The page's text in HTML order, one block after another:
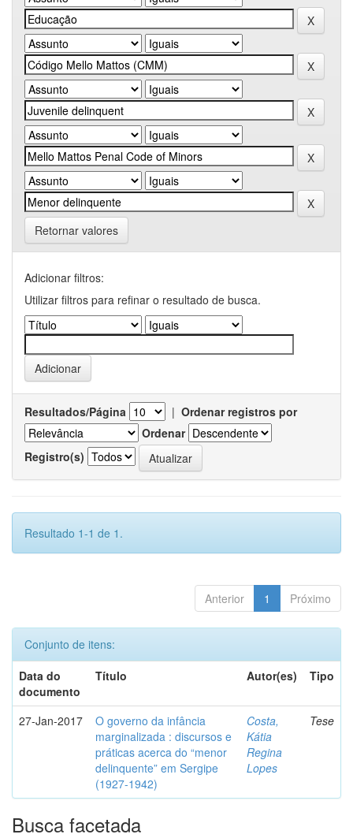
Retornar valores
Adicionar filtros:
Utilizar filtros para refinar o resultado de busca.
Resultados/Página | Ordenar registros por
Ordenar
Registro(s)
Resultado 1-1 de 1.
Anterior 1 Próximo
Conjunto de itens:
Data do
documento
Título Autor(es) Tipo
27-Jan-2017
O governo da infância
marginalizada : discursos e
práticas acerca do “menor
delinquente” em Sergipe
(1927-1942)
Costa,
Kátia
Regina
Lopes
Tese
Busca facetada